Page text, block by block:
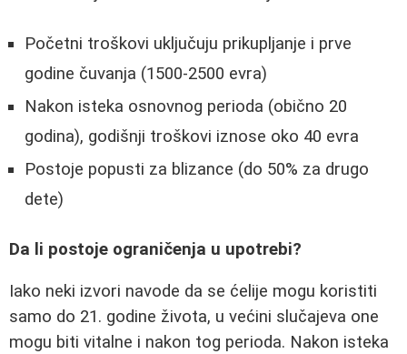
Početni troškovi uključuju prikupljanje i prve
godine čuvanja (1500-2500 evra)
Nakon isteka osnovnog perioda (obično 20
godina), godišnji troškovi iznose oko 40 evra
Postoje popusti za blizance (do 50% za drugo
dete)
Da li postoje ograničenja u upotrebi?
Iako neki izvori navode da se ćelije mogu koristiti
samo do 21. godine života, u većini slučajeva one
mogu biti vitalne i nakon tog perioda. Nakon isteka